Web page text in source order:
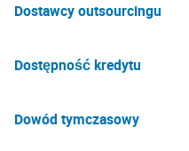
Dostawcy outsourcingu
Dostępność kredytu
Dowód tymczasowy